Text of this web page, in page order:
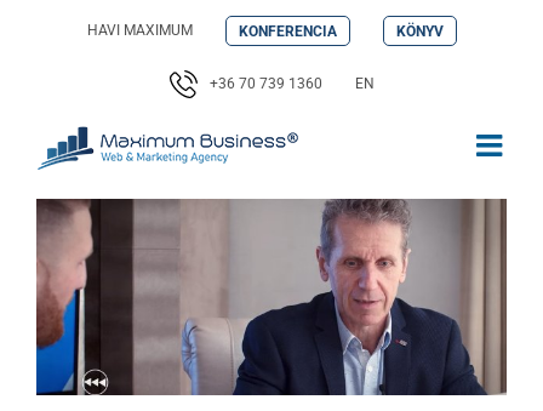
HAVI MAXIMUM KONFERENCIA KÖNYV
+36 70 739 1360 EN